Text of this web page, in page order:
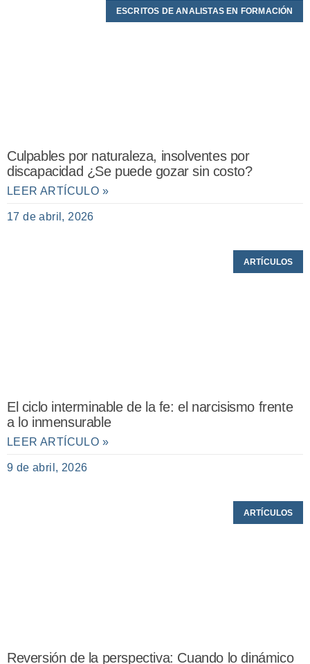
ESCRITOS DE ANALISTAS EN FORMACIÓN
Culpables por naturaleza, insolventes por
discapacidad ¿Se puede gozar sin costo?
LEER ARTÍCULO »
17 de abril, 2026
ARTÍCULOS
El ciclo interminable de la fe: el narcisismo frente
a lo inmensurable
LEER ARTÍCULO »
9 de abril, 2026
ARTÍCULOS
Reversión de la perspectiva: Cuando lo dinámico